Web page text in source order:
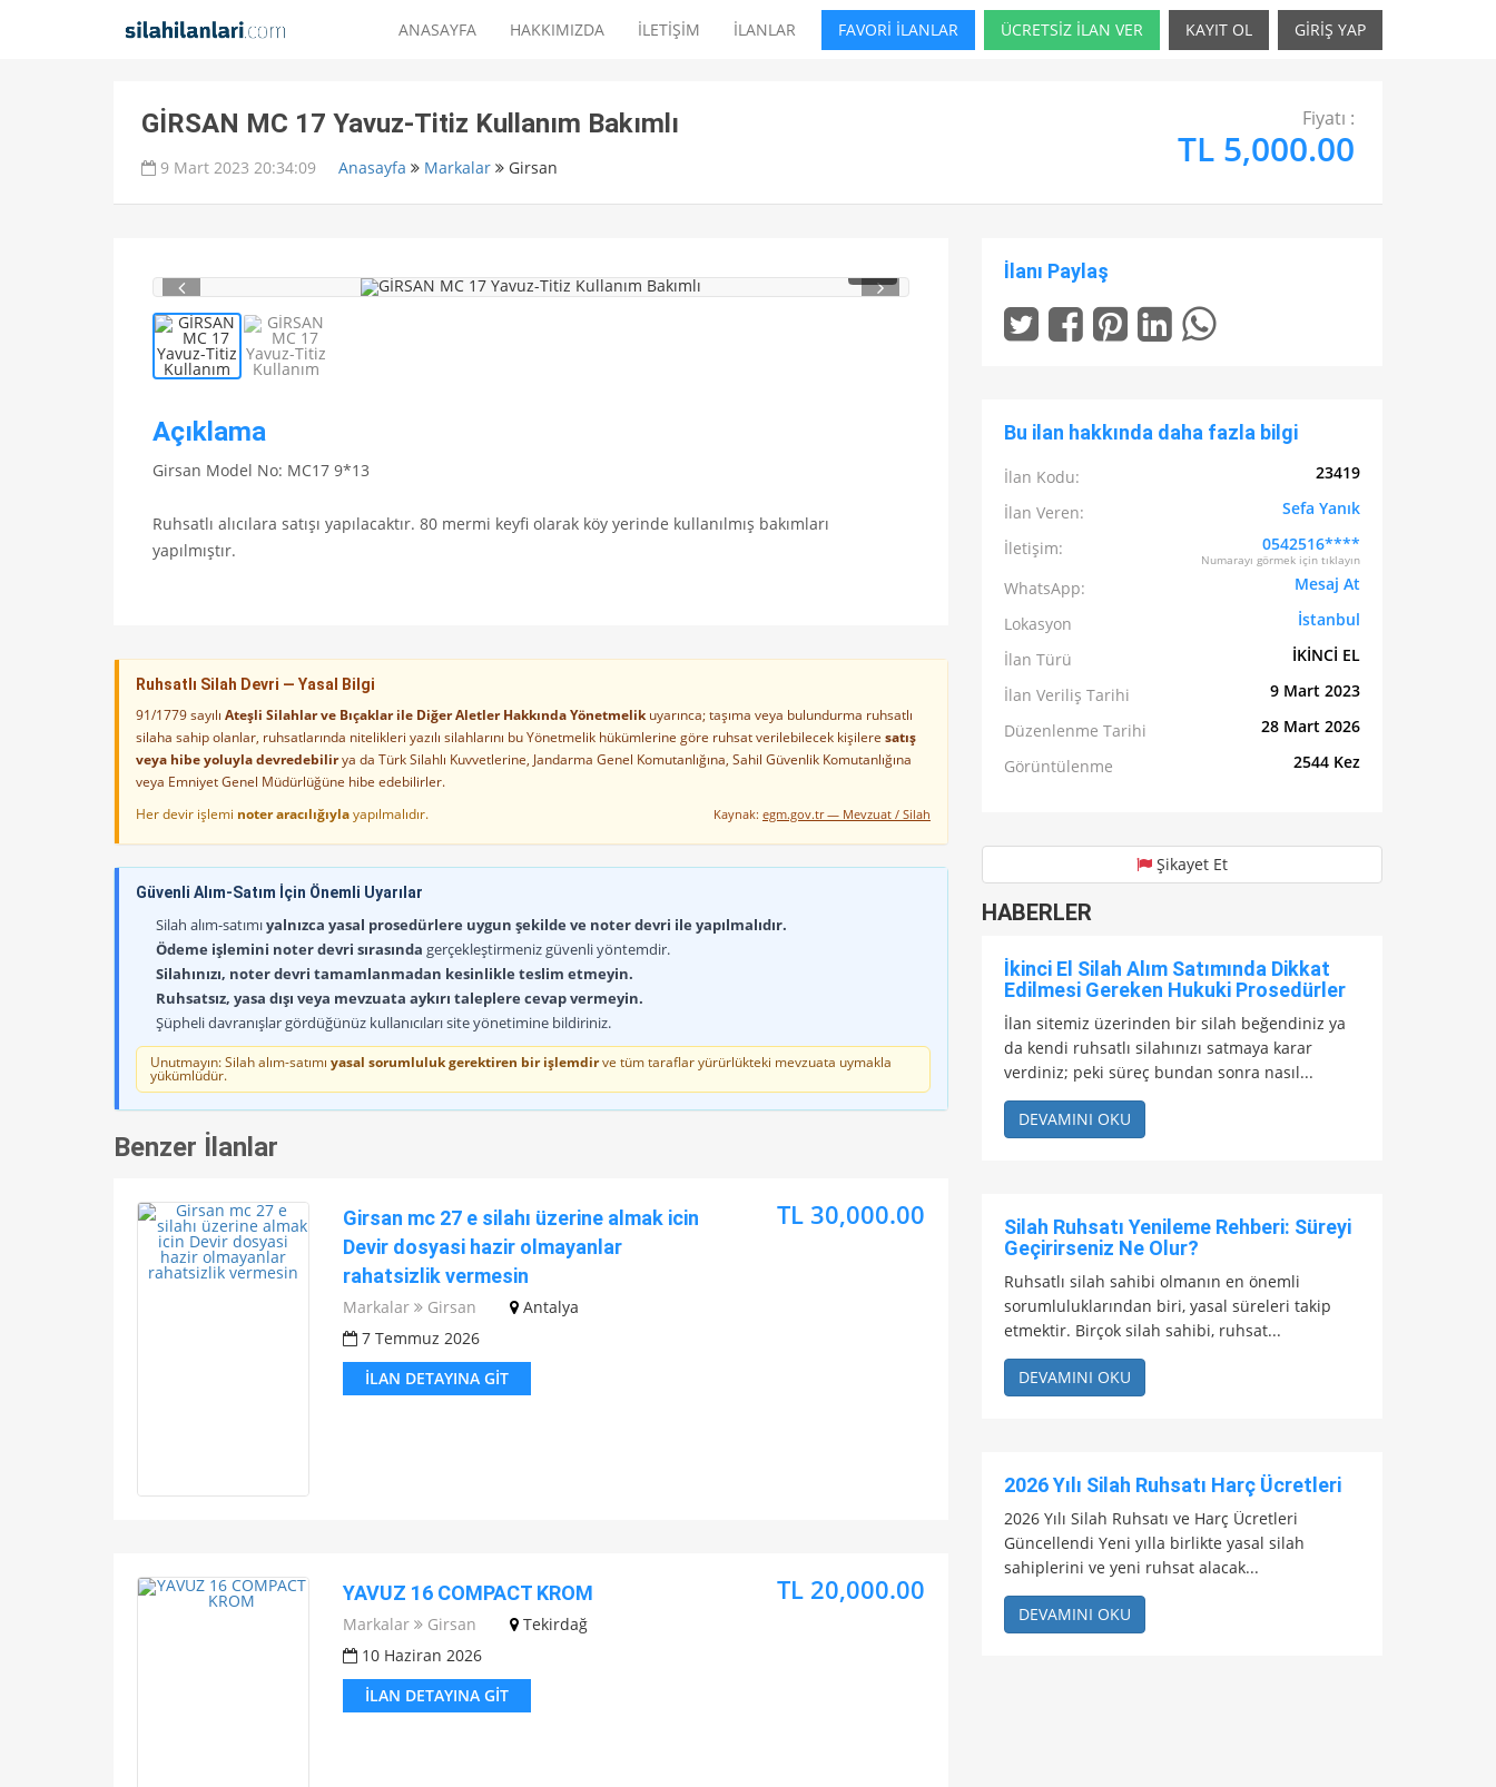
ANASAYFA HAKKIMIZDA İLETİŞİM İLANLAR FAVORİ İLANLAR ÜCRETSİZ İLAN VER KAYIT OL GİRİŞ YAP
GİRSAN MC 17 Yavuz-Titiz Kullanım Bakımlı
9 Mart 2023 20:34:09 Anasayfa Markalar Girsan
Fiyatı :
TL 5,000.00
1/ 2
Açıklama
Girsan Model No: MC17 9*13
Ruhsatlı alıcılara satışı yapılacaktır. 80 mermi keyfi olarak köy yerinde kullanılmış bakımları
yapılmıştır.
Ruhsatlı Silah Devri — Yasal Bilgi
91/1779 sayılı Ateşli Silahlar ve Bıçaklar ile Diğer Aletler Hakkında Yönetmelikuyarınca; taşıma veya bulundurma ruhsatlı
silaha sahip olanlar, ruhsatlarında nitelikleri yazılı silahlarını bu Yönetmelik hükümlerine göre ruhsat verilebilecek kişilere satış
veya hibe yoluyla devredebilirya da Türk Silahlı Kuvvetlerine, Jandarma Genel Komutanlığına, Sahil Güvenlik Komutanlığına
veya Emniyet Genel Müdürlüğüne hibe edebilirler.
Her devir işlemi noter aracılığıylayapılmalıdır. Kaynak: egm.gov.tr — Mevzuat / Silah
Güvenli Alım-Satım İçin Önemli Uyarılar
Silah alım-satımıyalnızca yasal prosedürlere uygun şekilde ve noter devri ile yapılmalıdır.
Ödeme işlemini noter devri sırasında gerçekleştirmeniz güvenli yöntemdir.
Silahınızı, noter devri tamamlanmadan kesinlikle teslim etmeyin.
Ruhsatsız, yasa dışı veya mevzuata aykırı taleplere cevap vermeyin.
Şüpheli davranışlar gördüğünüz kullanıcıları site yönetimine bildiriniz.
Unutmayın: Silah alım-satımı yasal sorumluluk gerektiren bir işlemdirve tüm taraflar yürürlükteki mevzuata uymakla
yükümlüdür.
Benzer İlanlar
Girsan mc 27 e silahı üzerine almak icin
Devir dosyasi hazir olmayanlar
rahatsizlik vermesin
Markalar Girsan
Antalya
7 Temmuz 2026
İLAN DETAYINA GIT
TL 30,000.00
YAVUZ 16 COMPACT KROM
Markalar Girsan
Tekirdağ
10 Haziran 2026
İLAN DETAYINA GIT
TL 20,000.00
İlanı Paylaş
Bu ilan hakkında daha fazla bilgi
İlan Kodu:
23419
İlan Veren:
Sefa Yanık
İletişim:
0542516****
Numarayı görmek için tıklayın
WhatsApp:
Mesaj At
Lokasyon
İstanbul
İlan Türü
İKİNCİ EL
İlan Veriliş Tarihi
9 Mart 2023
Düzenlenme Tarihi
28 Mart 2026
Görüntülenme
2544 Kez
Şikayet Et
HABERLER
İkinci El Silah Alım Satımında Dikkat
Edilmesi Gereken Hukuki Prosedürler
İlan sitemiz üzerinden bir silah beğendiniz ya
da kendi ruhsatlı silahınızı satmaya karar
verdiniz; peki süreç bundan sonra nasıl...
DEVAMINI OKU
Silah Ruhsatı Yenileme Rehberi: Süreyi
Geçirirseniz Ne Olur?
Ruhsatlı silah sahibi olmanın en önemli
sorumluluklarından biri, yasal süreleri takip
etmektir. Birçok silah sahibi, ruhsat...
DEVAMINI OKU
2026 Yılı Silah Ruhsatı Harç Ücretleri
2026 Yılı Silah Ruhsatı ve Harç Ücretleri
Güncellendi Yeni yılla birlikte yasal silah
sahiplerini ve yeni ruhsat alacak...
DEVAMINI OKU